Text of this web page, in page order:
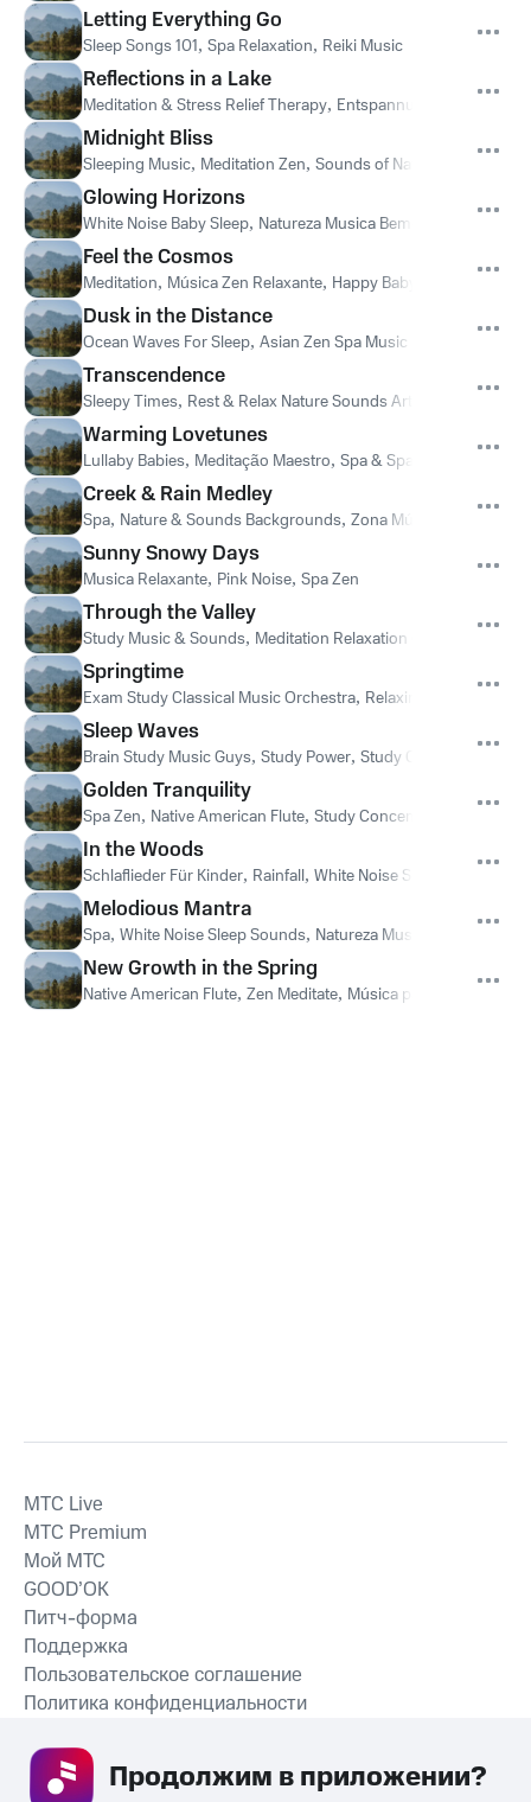
Letting Everything Go
Sleep Songs 101, Spa Relaxation, Reiki Music
Reflections in a Lake
Meditation & Stress Relief Therapy, Entspannungsmusik Meer
Midnight Bliss
Sleeping Music, Meditation Zen, Sounds of Nature White
Glowing Horizons
White Noise Baby Sleep, Natureza Musica Bem-Estar Academia
Feel the Cosmos
Meditation, Música Zen Relaxante, Happy Baby Lullaby
Dusk in the Distance
Ocean Waves For Sleep, Asian Zen Spa Music Meditation
Transcendence
Sleepy Times, Rest & Relax Nature Sounds Artists
Warming Lovetunes
Lullaby Babies, Meditação Maestro, Spa & Spa
Creek & Rain Medley
Spa, Nature & Sounds Backgrounds, Zona Música Relaxante
Sunny Snowy Days
Musica Relaxante, Pink Noise, Spa Zen
Through the Valley
Study Music & Sounds, Meditation Relaxation Club
Springtime
Exam Study Classical Music Orchestra, Relaxing Music
Sleep Waves
Brain Study Music Guys, Study Power, Study Concentration
Golden Tranquility
Spa Zen, Native American Flute, Study Concentration
In the Woods
Schlaflieder Für Kinder, Rainfall, White Noise Sleep Sounds
Melodious Mantra
Spa, White Noise Sleep Sounds, Natureza Musica Bem-Estar
New Growth in the Spring
Native American Flute, Zen Meditate, Música para Massagem
СКАЧАТЬ ПРИЛОЖЕНИЕ
MTС Live
MTС Premium
Мой МТС
GOOD’OK
Питч-форма
Поддержка
Пользовательское соглашение
Политика конфиденциальности